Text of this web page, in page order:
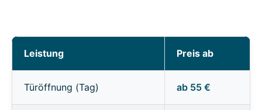
Leistung Preis ab
Türöffnung (Tag) ab 55 €